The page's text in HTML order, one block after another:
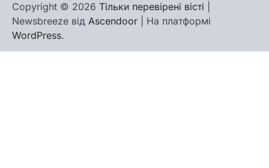
Copyright © 2026 Тільки перевірені вісті
Newsbreeze від Ascendoor | На платформі
WordPress.